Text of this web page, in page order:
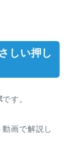
しい押し
です。
画で解説し